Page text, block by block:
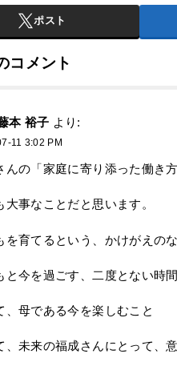
ポスト
コメント
本 裕子 より:
11 3:02 PM
んの「家庭に寄り添った働き方
大事なことだと思います。
を育てるという、かけがえの
と今を過ごす、二度とない時間
、母である今を楽しむこと
、未来の福成さんにとって、